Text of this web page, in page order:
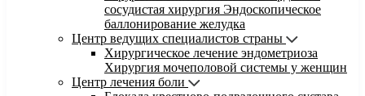
сосудистая хирургия Эндоскопическое
баллонирование желудка
Центр ведущих специалистов страны
Хирургическое лечение эндометриоза
Хирургия мочеполовой системы у женщин
Центр лечения боли